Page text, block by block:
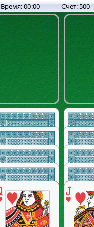
Время:00:00 Счет:500